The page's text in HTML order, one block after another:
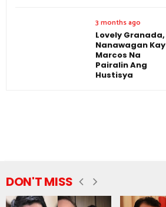
3 months ago
Lovely Granada,
Nanawagan Kay
Marcos Na
Pairalin Ang
Hustisya
DON'T MISS